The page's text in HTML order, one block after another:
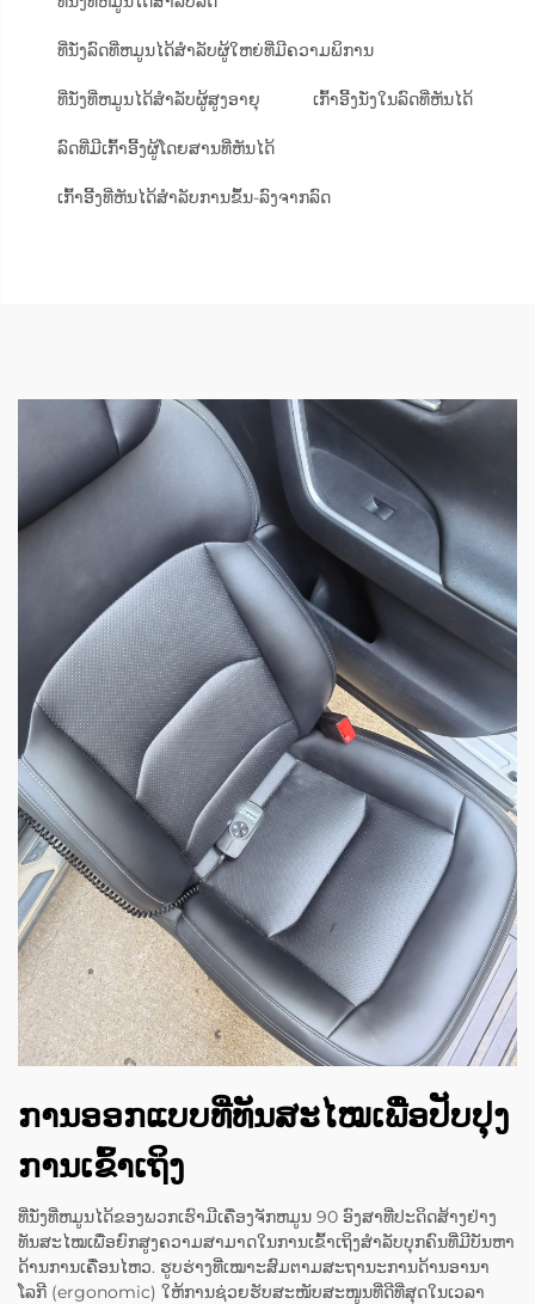
ທີ່ນັ່ງລົດທີ່ຫມູນໄດ້ສຳລັບຜູ້ໃຫຍ່ທີ່ມີຄວາມພິການ
ທີ່ນັ່ງທີ່ຫມູນໄດ້ສຳລັບຜູ້ສູງອາຍຸ ເກົ້າອີ້ງນັ່ງໃນລົດທີ່ຫັນໄດ້
ລົດທີ່ມີເກົ້າອີ້ງຜູ້ໂດຍສານທີ່ຫັນໄດ້
ເກົ້າອີ້ງທີ່ຫັນໄດ້ສຳລັບການຂຶ້ນ-ລົງຈາກລົດ
ການອອກແບບທີ່ທັນສະໄໝເພື່ອປັບປຸງ
ການເຂົ້າເຖິງ
ທີ່ນັ່ງທີ່ຫມູນໄດ້ຂອງພວກເຮົາມີເຄື່ອງຈັກຫມູນ 90 ອົງສາທີ່ປະດິດສ້າງຢ່າງ
ທັນສະໄໝເພື່ອຍົກສູງຄວາມສາມາດໃນການເຂົ້າເຖິງສຳລັບບຸກຄົນທີ່ມີບັນຫາ
ດ້ານການເຄື່ອນໄຫວ. ຮູບຮ່າງທີ່ເໝາະສົມຕາມສະຖານະການດ້ານອານາ
ໂລກີ (ergonomic) ໃຫ້ການຊ່ວຍຮັບສະໜັບສະໜູນທີ່ດີທີ່ສຸດໃນເວລາ